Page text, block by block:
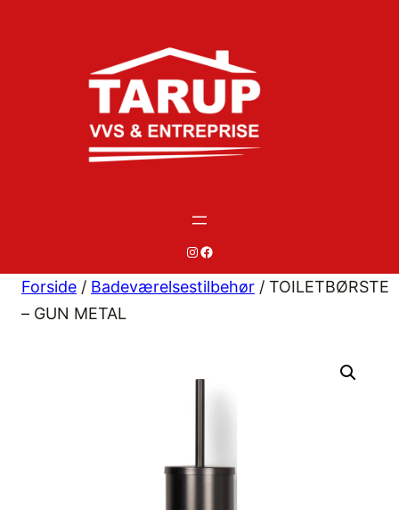
# #
Forside / Badeværelsestilbehør / TOILETBØRSTE
– GUN METAL